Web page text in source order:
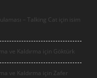
– Talking Cat için isim
ve Kaldırma için Göktürk
ve Kaldırma için Zafer